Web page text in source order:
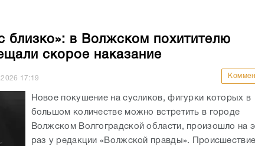
близко»: в Волжском похитителю
скорое наказание
17:19
Новое покушение на сусликов, фигурки которых в
большом количестве можно встретить в городе
Волжском Волгоградской области, произошло на
раз у редакции «Волжской правды». Происшествие